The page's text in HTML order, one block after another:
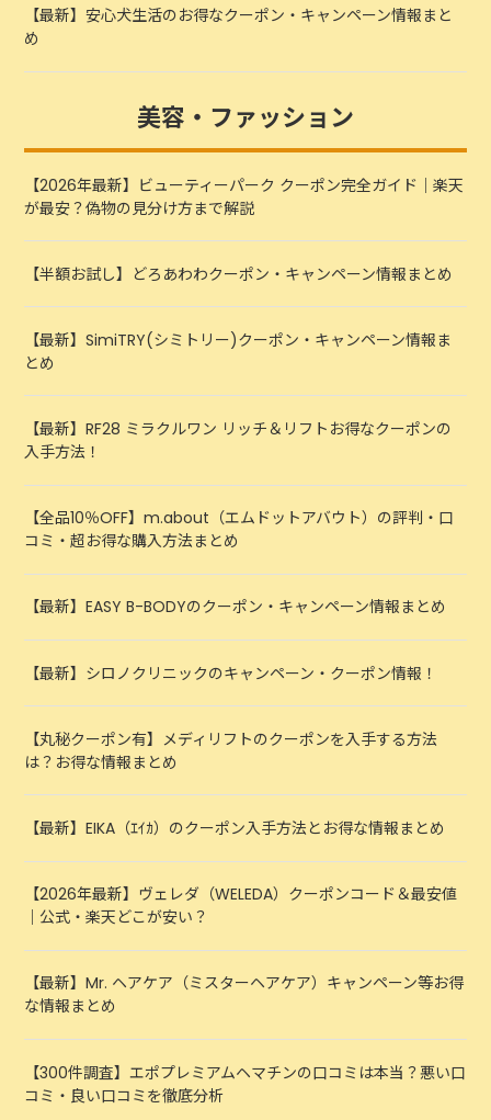
【最新】安心犬生活のお得なクーポン・キャンペーン情報まと
め
美容・ファッション
【2026年最新】ビューティーパーク クーポン完全ガイド｜楽天
が最安？偽物の見分け方まで解説
【半額お試し】どろあわわクーポン・キャンペーン情報まとめ
【最新】SimiTRY(シミトリー)クーポン・キャンペーン情報ま
とめ
【最新】RF28 ミラクルワン リッチ＆リフトお得なクーポンの
入手方法！
【全品10％OFF】m.about（エムドットアバウト）の評判・口
コミ・超お得な購入方法まとめ
【最新】EASY B-BODYのクーポン・キャンペーン情報まとめ
【最新】シロノクリニックのキャンペーン・クーポン情報！
【丸秘クーポン有】メディリフトのクーポンを入手する方法
は？お得な情報まとめ
【最新】EIKA（ｴｲｶ）のクーポン入手方法とお得な情報まとめ
【2026年最新】ヴェレダ（WELEDA）クーポンコード＆最安値
｜公式・楽天どこが安い？
【最新】Mr. ヘアケア（ミスターヘアケア）キャンペーン等お得
な情報まとめ
【300件調査】エポプレミアムヘマチンの口コミは本当？悪い口
コミ・良い口コミを徹底分析